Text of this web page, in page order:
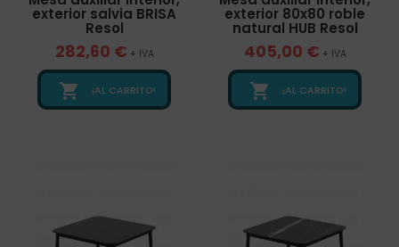
exterior salvia BRISA
Resol
282,60 € + IVA
 ¡AL CARRITO!
exterior 80x80 roble
natural HUB Resol
405,00 € + IVA
 ¡AL CARRITO!